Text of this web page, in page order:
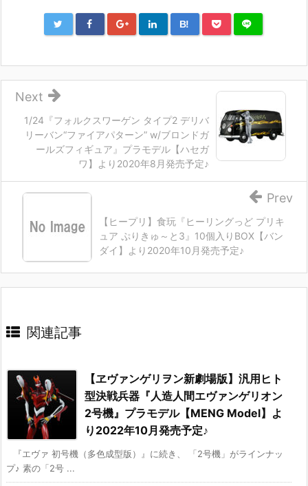
B!
1/24『フォルクスワーゲン タイプ2 デリバ
リーバン“ファイアパターン” w/ブロンドガ
ールズフィギュア』プラモデル【ハセガ
ワ】より2020年8月発売予定♪
Next
【ヒープリ】食玩『ヒーリングっど プリキ
ュア ぷりきゅ～と3』10個入りBOX【バン
ダイ】より2020年10月発売予定♪
Prev
関連記事
【ヱヴァンゲリヲン新劇場版】汎用ヒト
型決戦兵器『人造人間エヴァンゲリオン
2号機』プラモデル【MENG Model】よ
り2022年10月発売予定♪
『エヴァ 初号機（多色成型版）』に続き、 「2号機」がラインナッ
プ♪ 素の「2号 ...